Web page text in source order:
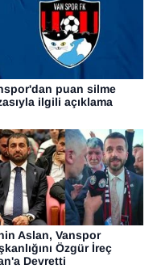
puan silme
ilgili açıklama
Aslan, Vanspor
Özgür İreç
Devretti